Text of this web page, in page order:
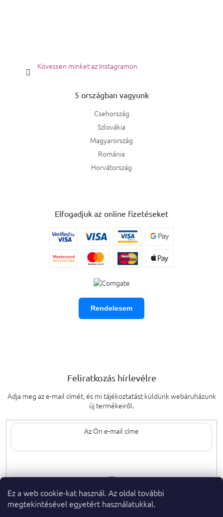
Ez a web cookie-kat használ. Az oldal további
megtekintésével egyetért használatukkal.
Kövessen minket az Instagramon
5 országban vagyunk
Csehország
Szlovákia
Magyarország
Románia
Horvátország
Elfogadjuk az online fizetéseket
Rendelesem
Feliratkozás hírlevélre
Adja meg az e-mail címét, és mi tájékoztatást küldünk webáruházunk
új termékeiről.